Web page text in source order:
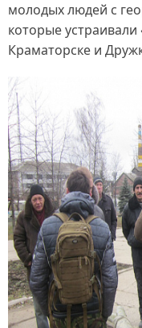
молодых людей с
которые
Краматорске и